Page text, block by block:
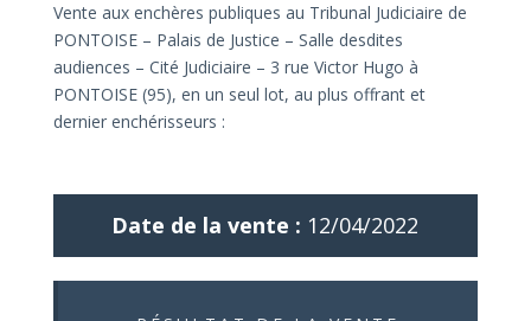
Vente aux enchères publiques au Tribunal Judiciaire de
PONTOISE – Palais de Justice – Salle desdites
audiences – Cité Judiciaire – 3 rue Victor Hugo à
PONTOISE (95), en un seul lot, au plus offrant et
dernier enchérisseurs :
Date de la vente : 12/04/2022